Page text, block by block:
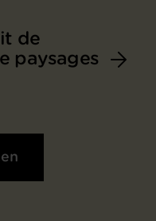
de
paysages